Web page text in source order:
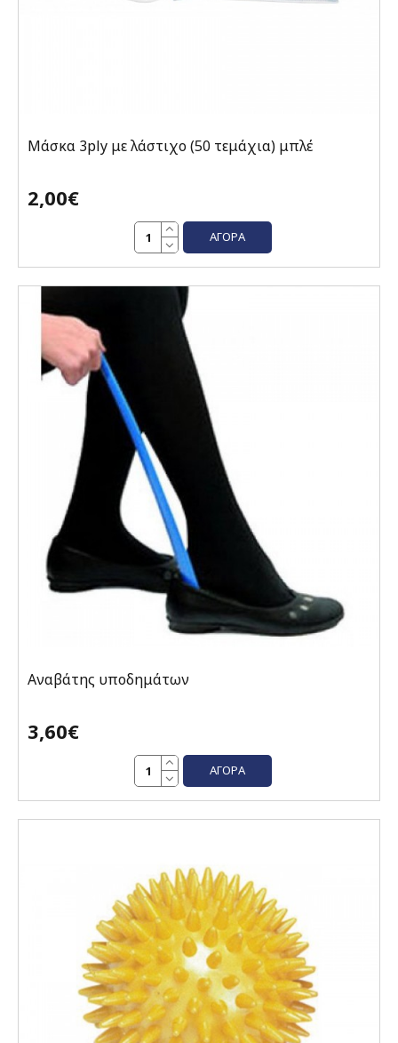
Μάσκα 3ply με λάστιχο (50 τεμάχια) μπλέ
2,00€
ΑΓΟΡΆ
Αναβάτης υποδημάτων
3,60€
ΑΓΟΡΆ